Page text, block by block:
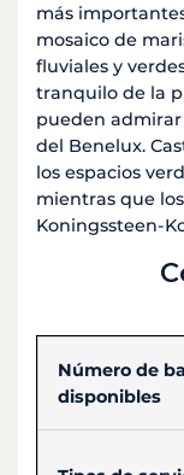
más
mosaico de
fluviales y
tranquilo de la
pueden admirar
del Benelux.
los espacios
mientras que
Koningssteen-
Número de
disponibles